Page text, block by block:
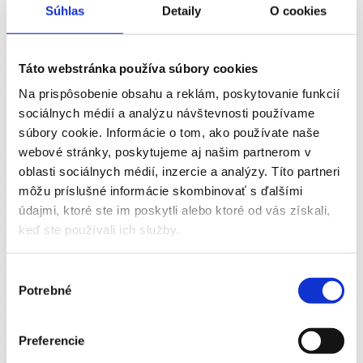
Súhlas Detaily O cookies
Táto webstránka používa súbory cookies
Na prispôsobenie obsahu a reklám, poskytovanie funkcií
sociálnych médií a analýzu návštevnosti používame
súbory cookie. Informácie o tom, ako používate naše
webové stránky, poskytujeme aj našim partnerom v
oblasti sociálnych médií, inzercie a analýzy. Títo partneri
môžu príslušné informácie skombinovať s ďalšími
údajmi, ktoré ste im poskytli alebo ktoré od vás získali,
keď ste používali ich služby.
súhlasu
Potrebné
Preferencie
PR, brand manažér
Personalista, recruiter
Doplňovač tovaru, merchandiser
Nákupca
Obchodný asistent
Obchodný manažér
Obchodný zástupca, asistent, manažér
Pracovník call centra
Predavač/ka
Realitný maklér
Reklamačné oddelenie
Vedúci call centra
Vedúci nákupu, odbytu
Doučovanie
Opatrovanie detí
Manikérka, pedikérka